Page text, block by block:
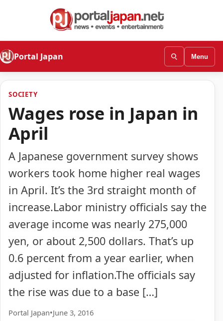
Portal Japan Menu
SOCIETY
Wages rose in Japan in
April
A Japanese government survey shows
workers took home higher real wages
in April. It’s the 3rd straight month of
increase.Labor ministry officials say the
average income was nearly 275,000
yen, or about 2,500 dollars. That’s up
0.6 percent from a year earlier, when
adjusted for inflation.The officials say
the rise was due to a base […]
Portal Japan•June 3, 2016